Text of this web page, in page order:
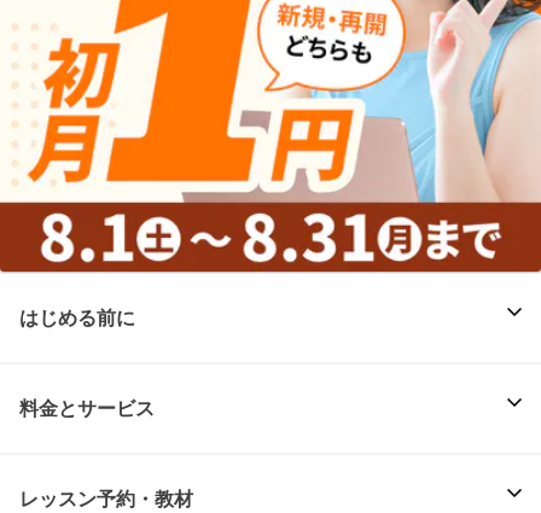
はじめる前に
料金とサービス
レッスン予約・教材